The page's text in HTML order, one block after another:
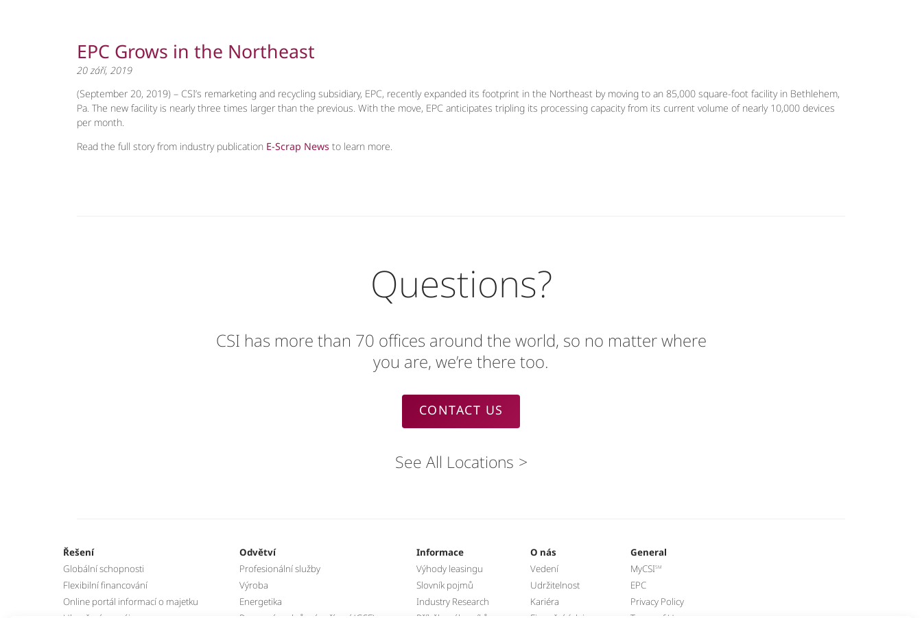
EPC Grows in the Northeast
20 září, 2019
(September 20, 2019) – CSI’s remarketing and recycling subsidiary, EPC, recently expanded its footprint in the Northeast by moving to an 85,000 square-foot facility in Bethlehem,
Pa. The new facility is nearly three times larger than the previous. With the move, EPC anticipates tripling its processing capacity from its current volume of nearly 10,000 devices
per month.
Read the full story from industry publication E-Scrap News to learn more.
Questions?
CSI has more than 70 offices around the world, so no matter where
you are, we’re there too.
CONTACT US
See All Locations
Řešení
Globální schopnosti
Flexibilní financování
Online portál informací o majetku
Odvětví
Profesionální služby
Výroba
Energetika
Informace
Výhody leasingu
Slovník pojmů
Industry Research
O nás
Vedení
Udržitelnost
Kariéra
General
MyCSI
EPC
Privacy Policy